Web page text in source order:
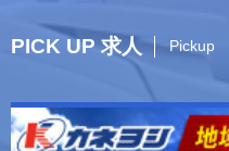
PICK UP 求人 Pickup